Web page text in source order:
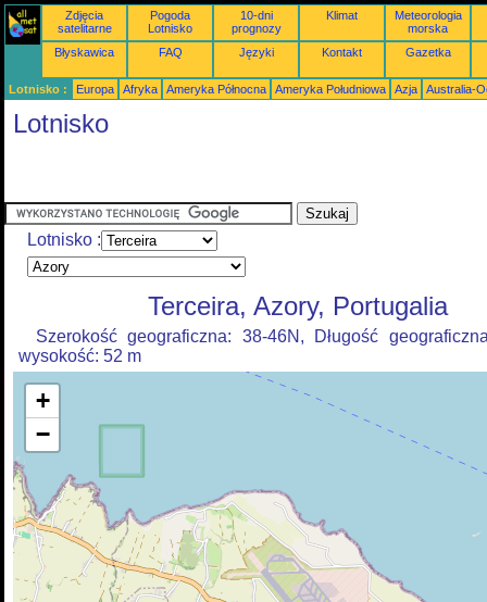
Zdjęcia
satelitarne
Pogoda
Lotnisko
10-dni
prognozy
Klimat
Meteorologia
morska
Błyskawica
FAQ Języki Kontakt Gazetka
Lotnisko : Europa Afryka Ameryka Północna Ameryka Południowa Azja Australia-
Lotnisko
Lotnisko :
Terceira, Azory, Portugalia
Szerokość geograficzna: 38-46N, Długość
wysokość: 52 m
+
−